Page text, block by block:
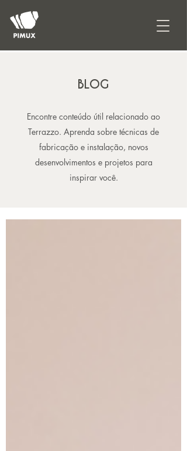
BLOG
Encontre conteúdo útil relacionado ao
Terrazzo. Aprenda sobre técnicas de
fabricação e instalação, novos
desenvolvimentos e projetos para
inspirar você.